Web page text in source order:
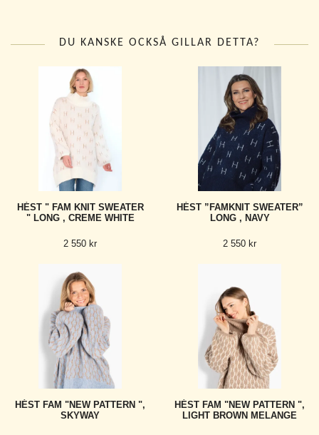
DU KANSKE OCKSÅ GILLAR DETTA?
HÉST " FAM KNIT SWEATER
" LONG , CREME WHITE
2 550 kr
HÉST ”FAMKNIT SWEATER”
LONG , NAVY
2 550 kr
HÉST FAM "NEW PATTERN ",
SKYWAY
HÉST FAM "NEW PATTERN ",
LIGHT BROWN MELANGE